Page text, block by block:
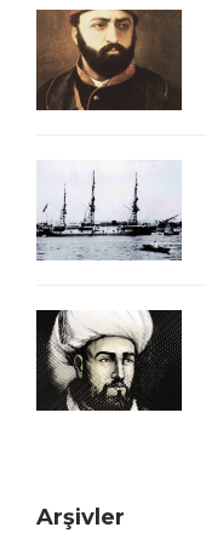
Arşivler